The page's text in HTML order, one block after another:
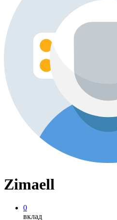
Zimaell
0
вклад